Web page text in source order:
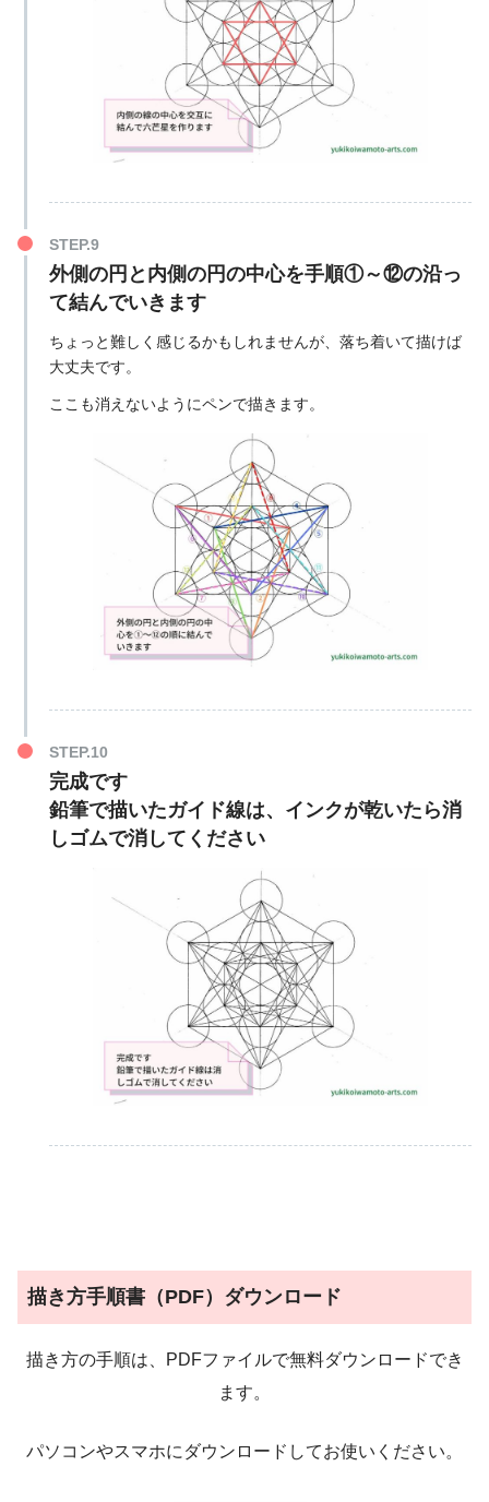
外側の円と内側の円の中心を手順①～⑫の沿っ
て結んでいきます
ちょっと難しく感じるかもしれませんが、落ち着いて描けば
大丈夫です。
ここも消えないようにペンで描きます。
完成です
鉛筆で描いたガイド線は、インクが乾いたら消
しゴムで消してください
描き方手順書（PDF）ダウンロード
描き方の手順は、PDFファイルで無料ダウンロードでき
ます。
パソコンやスマホにダウンロードしてお使いください。